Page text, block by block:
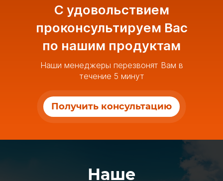
С удовольствием
проконсультируем Вас
по нашим продуктам
Наши менеджеры перезвонят Вам в
течение 5 минут
Получить консультацию
Наше